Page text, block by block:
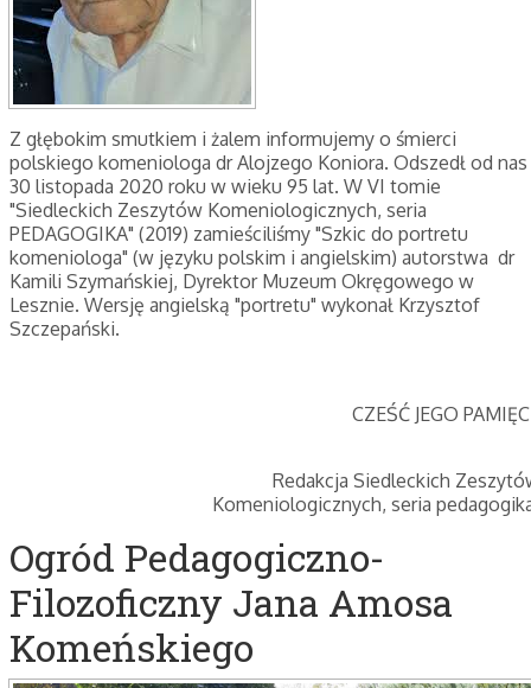
Z głębokim smutkiem i żalem informujemy o śmierci
polskiego komeniologa dr Alojzego Koniora. Odszedł od nas
30 listopada 2020 roku w wieku 95 lat. W VI tomie
"Siedleckich Zeszytów Komeniologicznych, seria
PEDAGOGIKA" (2019) zamieściliśmy "Szkic do portretu
komeniologa" (w języku polskim i angielskim) autorstwa dr
Kamili Szymańskiej, Dyrektor Muzeum Okręgowego w
Lesznie. Wersję angielską "portretu" wykonał Krzysztof
Szczepański.
CZEŚĆ JEGO
Redakcja Siedleckich
Komeniologicznych, seria
Ogród Pedagogiczno-
Filozoficzny Jana Amosa
Komeńskiego